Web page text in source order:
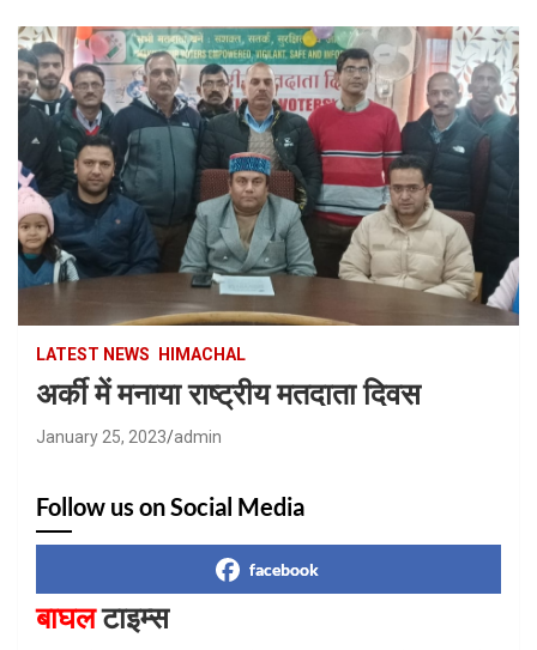
LATEST NEWS HIMACHAL
अर्की में मनाया राष्ट्रीय मतदाता दिवस
January 25, 2023 admin
Follow us on Social Media
facebook
बाघलटाइम्स